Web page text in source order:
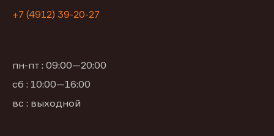
+7 (4912) 39-20-27
пн-пт : 09:00—20:00
сб : 10:00—16:00
вс : выходной